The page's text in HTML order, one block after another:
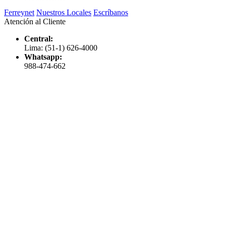
Ferreynet Nuestros Locales Escríbanos
Atención al Cliente
Central:
Lima: (51-1) 626-4000
Whatsapp:
988-474-662